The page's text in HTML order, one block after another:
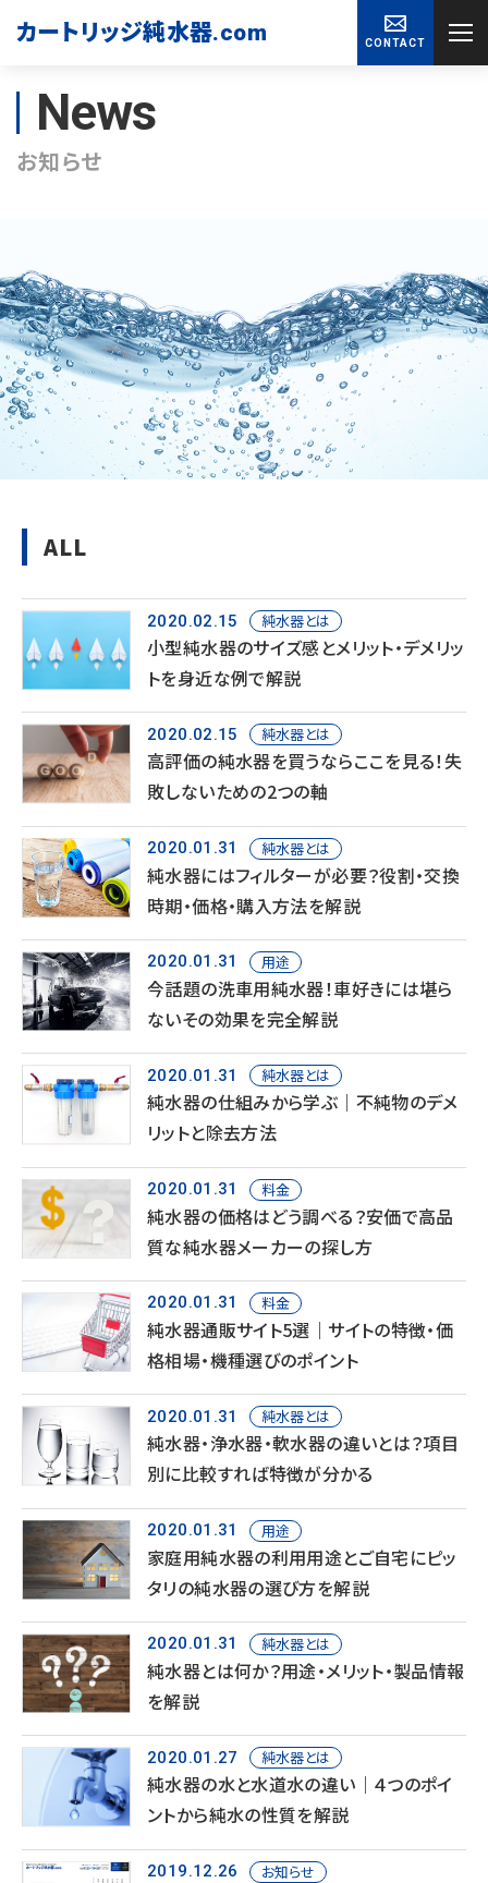
カートリッジ純水器.com CONTACT
お知らせ
News
ALL
2020.02.15 純水器とは
小型純水器のサイズ感とメリット・デメリッ
トを身近な例で解説
2020.02.15 純水器とは
高評価の純水器を買うならここを見る！失
敗しないための2つの軸
2020.01.31 純水器とは
純水器にはフィルターが必要？役割・交換
時期・価格・購入方法を解説
2020.01.31 用途
今話題の洗車用純水器！車好きには堪ら
ないその効果を完全解説
2020.01.31 純水器とは
純水器の仕組みから学ぶ｜不純物のデメ
リットと除去方法
2020.01.31 料金
純水器の価格はどう調べる？安価で高品
質な純水器メーカーの探し方
2020.01.31 料金
純水器通販サイト5選｜サイトの特徴・価
格相場・機種選びのポイント
2020.01.31 純水器とは
純水器・浄水器・軟水器の違いとは？項目
別に比較すれば特徴が分かる
2020.01.31 用途
家庭用純水器の利用用途とご自宅にピッ
タリの純水器の選び方を解説
2020.01.31 純水器とは
純水器とは何か？用途・メリット・製品情報
を解説
2020.01.27 純水器とは
純水器の水と水道水の違い｜４つのポイ
ントから純水の性質を解説
2019.12.26 お知らせ